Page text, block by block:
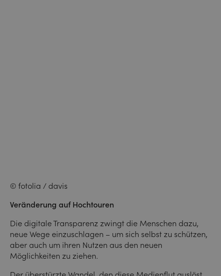
© fotolia / davis
Veränderung auf Hochtouren
Die digitale Transparenz zwingt die Menschen dazu,
neue Wege einzuschlagen – um sich selbst zu schützen,
aber auch um ihren Nutzen aus den neuen
Möglichkeiten zu ziehen.